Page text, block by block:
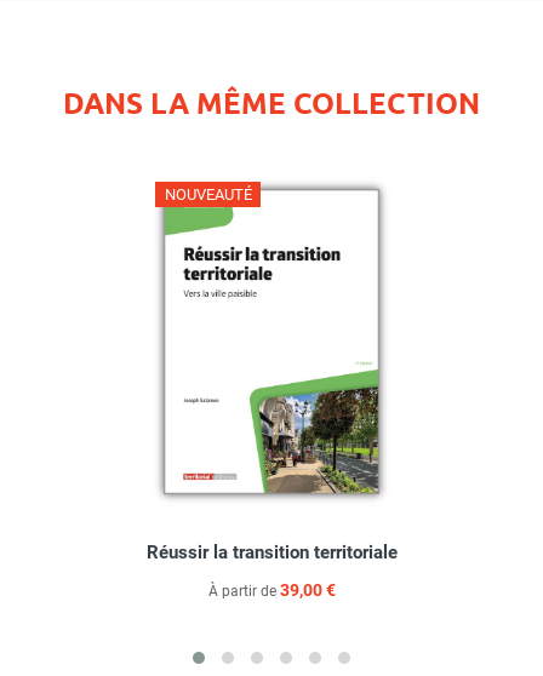
DANS LA MÊME COLLECTION
NOUVEAUTÉ
Réussir la transition territoriale
À partir de 39,00 €